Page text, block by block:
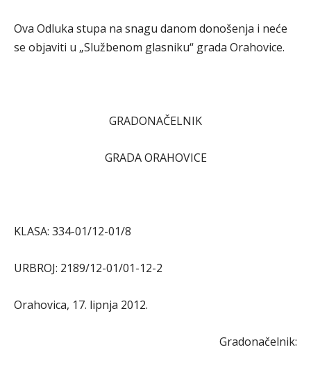
Ova Odluka stupa na snagu danom donošenja i neće
se objaviti u „Službenom glasniku“ grada Orahovice.
GRADONAČELNIK
GRADA ORAHOVICE
KLASA: 334-01/12-01/8
URBROJ: 2189/12-01/01-12-2
Orahovica, 17. lipnja 2012.
Gradonačelnik: